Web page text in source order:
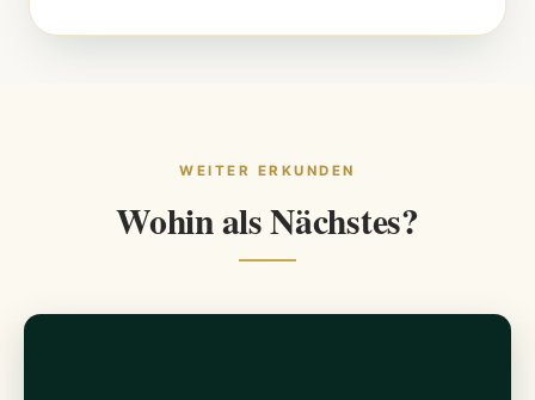
WEITER ERKUNDEN
Wohin als Nächstes?